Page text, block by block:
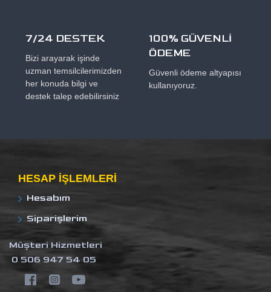
7/24 DESTEK
Bizi arayarak işinde
uzman temsilcilerimizden
her konuda bilgi ve
destek talep edebilirsiniz
100% GÜVENLİ
ÖDEME
Güvenli ödeme altyapısı
kullanıyoruz.
HESAP IŞLEMLERI
Hesabım
Siparişlerim
Müşteri Hizmetleri
0 506 947 54 05